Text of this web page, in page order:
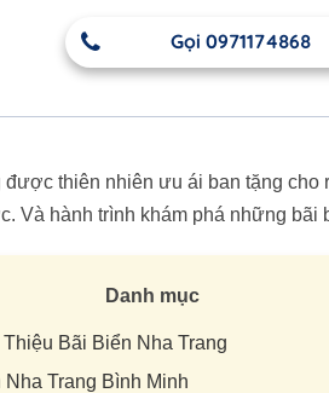
Gọi 0971174868
được thiên nhiên ưu ái ban tặng cho
Và hành trình khám phá những bãi
Danh mục
Bãi Biển Nha Trang
Nha Trang Bình Minh